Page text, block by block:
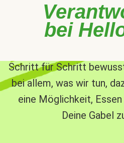
bei
Schritt für Schritt
bei allem, was wir tun,
eine Möglichkeit,
Deine Gabel